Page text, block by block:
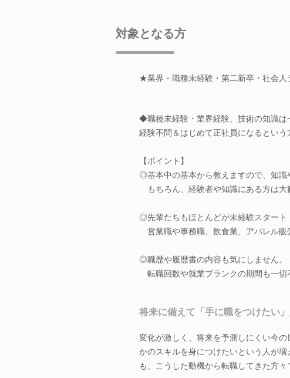
対象となる方
★業界・職種未経験・第二新卒・社会
◆職種未経験・業界経験、技術の知識は
経験不問＆はじめて正社員になるという
【ポイント】
◎基本中の基本から教えますので、知識
もちろん、経験者や知識にある方は大
◎先輩たちもほとんどが未経験スタート
営業職や事務職、飲食業、アパレル販
◎職歴や履歴書の内容も気にしません。
転職回数や就業ブランクの期間も一切
将来に備えて「手に職をつけたい
変化が激しく、将来を予測しにくい今
かのスキルを身につけたいという人が
も、こうした動機から転職してきた方々